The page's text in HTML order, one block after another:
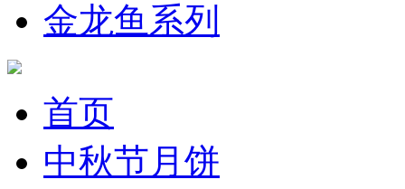
金龙鱼系列
首页
中秋节月饼